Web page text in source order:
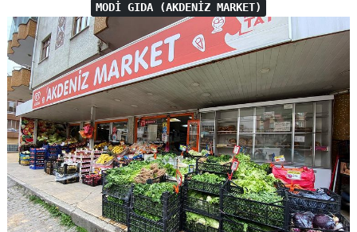
MODİ GIDA (AKDENİZ MARKET)